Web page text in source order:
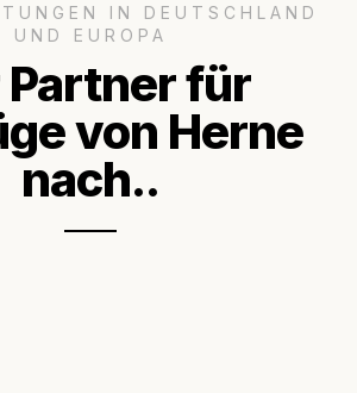
IN DEUTSCHLAND
UND EUROPA
Partner für
von Herne
nach..